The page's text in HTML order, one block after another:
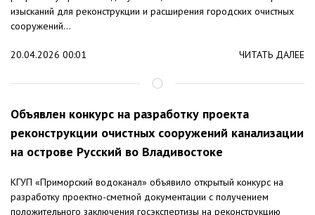
изысканий для реконструкции и расширения городских очистных
сооружений...
20.04.2026 00:01 ЧИТАТЬ ДАЛЕЕ
Объявлен конкурс на разработку проекта
реконструкции очистных сооружений канализации
на острове Русский во Владивостоке
КГУП «Приморский водоканал» объявило открытый конкурс на
разработку проектно-сметной документации с получением
положительного заключения госэкспертизы на реконструкцию